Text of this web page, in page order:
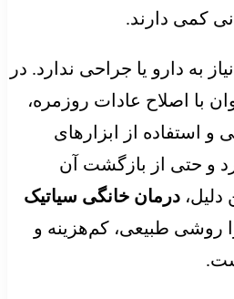
کمی دارند.
به دارو یا جراحی ندارد. در
با اصلاح عادات روزمره،
استفاده از ابزارهای
و حتی از بازگشت آن
درمان خانگی سیاتیک
روشی طبیعی، کم‌هزینه و